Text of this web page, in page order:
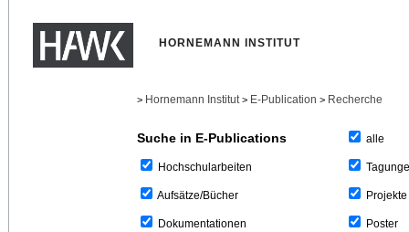
HORNEMANN INSTITUT
> Hornemann Institut > E-Publication > Recherche
Suche in E-Publications
Hochschularbeiten
Aufsätze/Bücher
Dokumentationen
alle
Projekte
Poster